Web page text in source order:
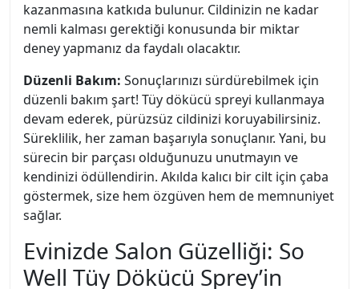
kazanmasına katkıda bulunur. Cildinizin ne kadar
nemli kalması gerektiği konusunda bir miktar
deney yapmanız da faydalı olacaktır.
Düzenli Bakım: Sonuçlarınızı sürdürebilmek için
düzenli bakım şart! Tüy dökücü spreyi kullanmaya
devam ederek, pürüzsüz cildinizi koruyabilirsiniz.
Süreklilik, her zaman başarıyla sonuçlanır. Yani, bu
sürecin bir parçası olduğunuzu unutmayın ve
kendinizi ödüllendirin. Akılda kalıcı bir cilt için çaba
göstermek, size hem özgüven hem de memnuniyet
sağlar.
Evinizde Salon Güzelliği: So
Well Tüy Dökücü Sprey’in